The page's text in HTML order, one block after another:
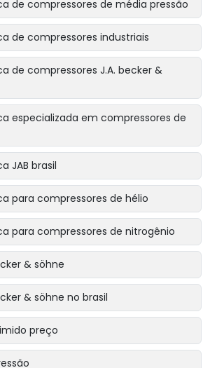
de compressores de média pressão
de compressores industriais
de compressores J.A. becker &
especializada em compressores de
JAB brasil
para compressores de hélio
para compressores de nitrogênio
& söhne
& söhne no brasil
preço